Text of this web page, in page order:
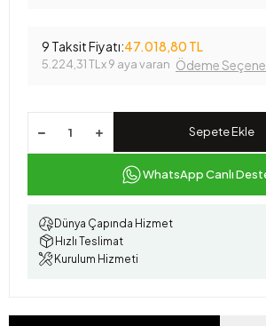
9 Taksit Fiyatı:47.018,80 TL
5.224,31 TL x 9 aya varan Ödeme
Sepete Ekle
WhatsApp Canlı
Dünya Çapında Hizmet
Hızlı Teslimat
Kurulum Hizmeti